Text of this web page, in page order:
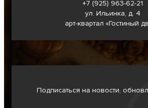
+7 (925) 963-62-21
ул. Ильинка, д. 4
арт-квартал «Гостиный
Подписаться на новости,